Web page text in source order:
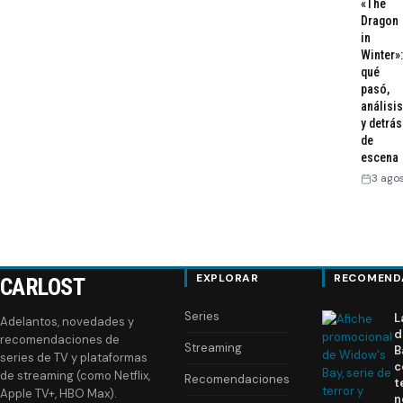
«The
Dragon
in
Winter»:
qué
pasó,
análisis
y detrás
de
escena
3
CARLOST
Adelantos, novedades y
recomendaciones de
series de TV y plataformas
de streaming (como Netflix,
Apple TV+, HBO Max).
EXPLORAR
Series
Streaming
Recomendaciones